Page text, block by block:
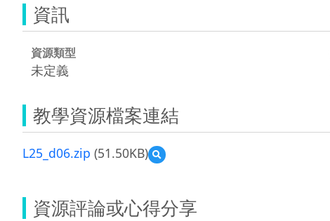
資訊
資源類型
未定義
教學資源檔案連結
L25_d06.zip (51.50KB)
預
覽
資源評論或心得分享